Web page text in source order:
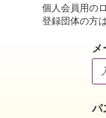
個人会員用の
登録団体の方
メ
パ